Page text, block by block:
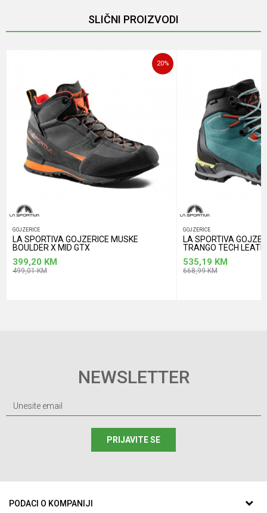
POŠALJI
SLIČNI PROIZVODI
20%
GOJZERICE
LA SPORTIVA GOJZERICE MUSKE
BOULDER X MID GTX
399,20 KM
499,01KM
GOJZERICE
LA SPORTIVA
TRANGO TECH
535,19 KM
668,99KM
NEWSLETTER
PRIJAVITE SE
PODACI O KOMPANIJI